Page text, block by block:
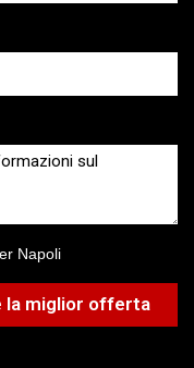
Napoli
la miglior offerta